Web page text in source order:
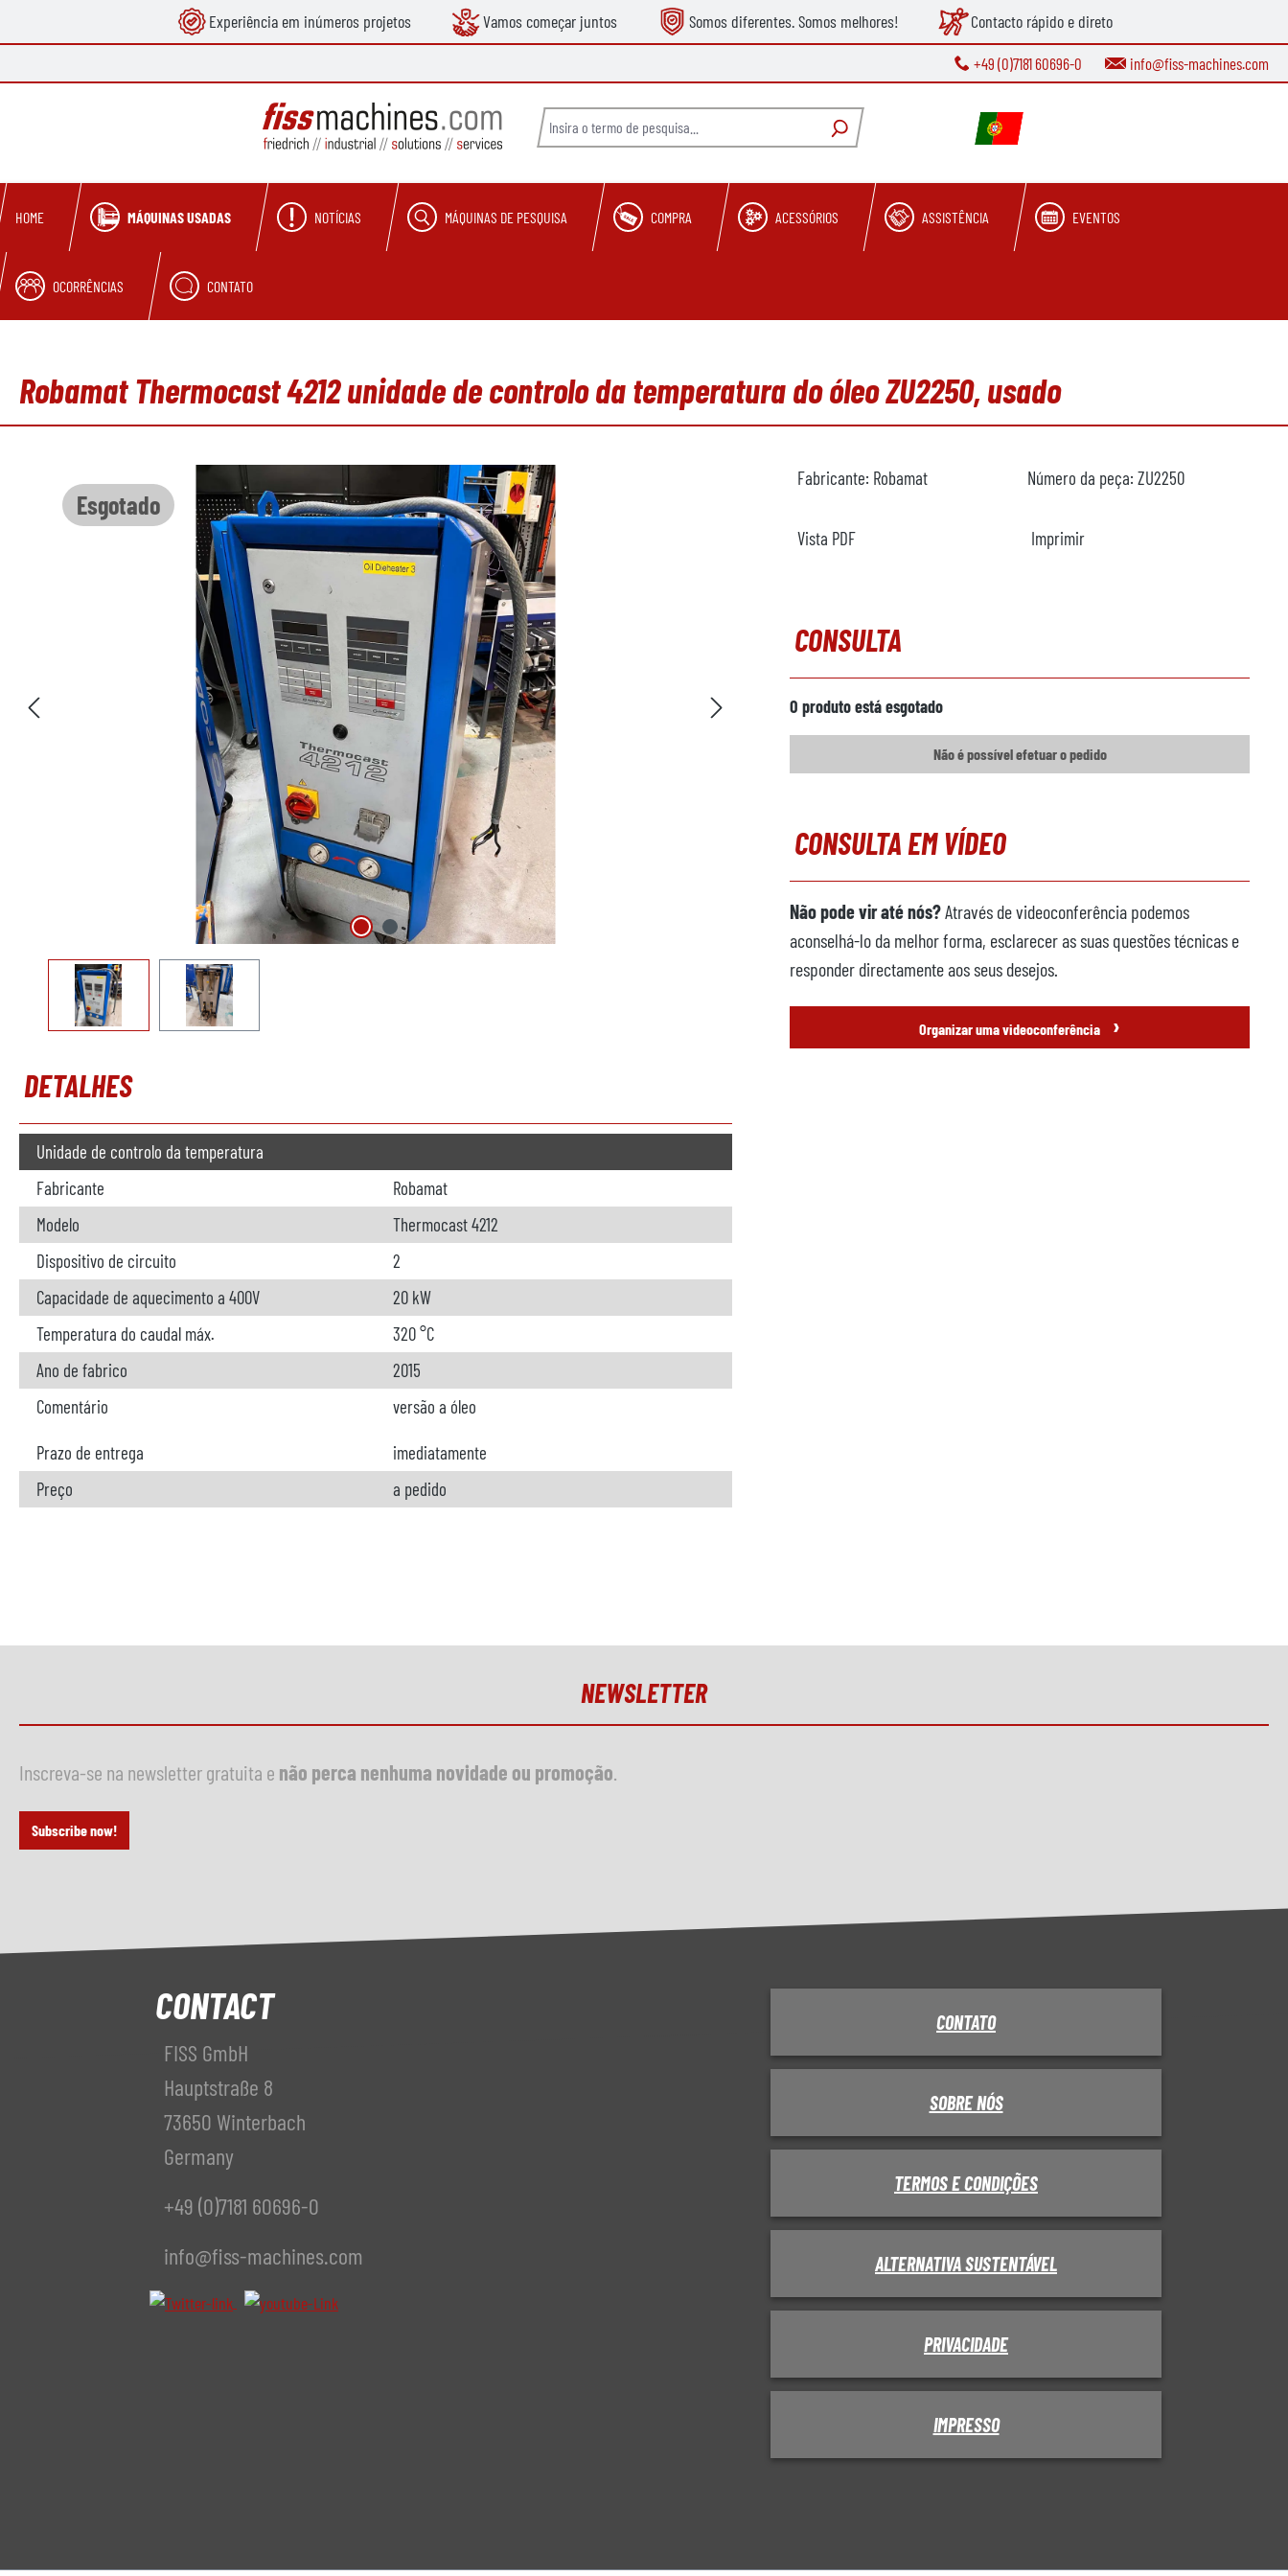
Saltar para a navegação principalExperiência em inúmeros projetos Vamos começar juntos Somos diferentes. Somos melhores! Contacto rápido e direto
+49 (0)7181 60696-0 info@fiss-machines.com
HOME MÁQUINAS USADAS NOTÍCIAS MÁQUINAS DE PESQUISA COMPRA ACESSÓRIOS ASSISTÊNCIA EVENTOS
OCORRÊNCIAS CONTATO
Robamat Thermocast 4212 unidade de controlo da temperatura do óleo ZU2250, usado
Esgotado
DETALHES
Unidade de controlo da temperatura
Fabricante
Robamat
Modelo
Thermocast 4212
Dispositivo de circuito
2
Capacidade de aquecimento a 400V
20 kW
Temperatura do caudal máx.
320 °C
Ano de fabrico
2015
Comentário
versão a óleo
Prazo de entrega
imediatamente
Preço
a pedido
Fabricante: Robamat Número da peça: ZU2250
Vista PDF Imprimir
CONSULTA
O produto está esgotado
Não é possível efetuar o pedido
CONSULTA EM VÍDEO
Não pode vir até nós?Através de videoconferência podemos
aconselhá-lo da melhor forma, esclarecer as suas questões técnicas e
responder directamente aos seus desejos.
Organizar uma videoconferência ›
NEWSLETTER
Inscreva-se na newsletter gratuita e não perca nenhuma novidade ou promoção
Subscribe now!
CONTACT
FISS GmbH
Hauptstraße 8
73650 Winterbach
Germany
+49 (0)7181 60696-0
info@fiss-machines.com
CONTATO
SOBRE NÓS
TERMOS E CONDIÇÕES
ALTERNATIVA SUSTENTÁVEL
PRIVACIDADE
IMPRESSO